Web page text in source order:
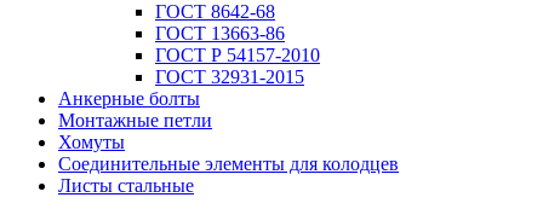
ГОСТ 8642-68
ГОСТ 13663-86
ГОСТ Р 54157-2010
ГОСТ 32931-2015
Анкерные болты
Монтажные петли
Хомуты
Соединительные элементы для колодцев
Листы стальные